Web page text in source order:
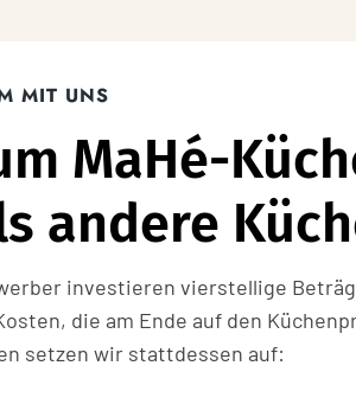
MIT UNS
MaHé-
andere
investieren vierstellige
die am Ende auf den
setzen wir stattdessen auf: